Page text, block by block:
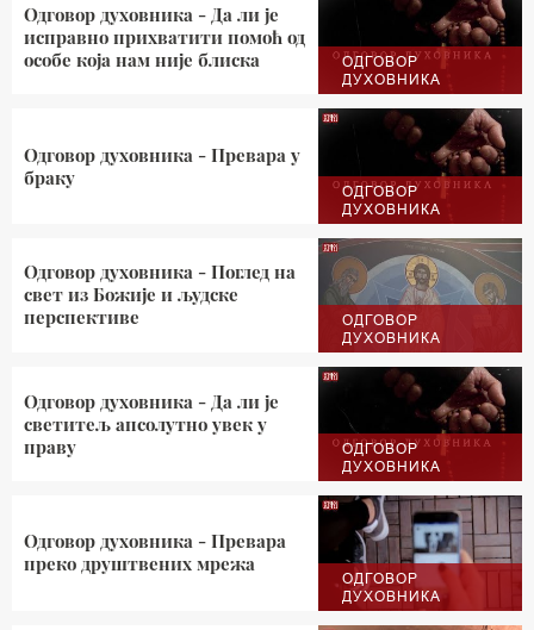
ОДГОВОР
ДУХОВНИКА
Одговор духовника - Да ли је
исправно прихватити помоћ од
особе која нам није блиска
ОДГОВОР
ДУХОВНИКА
Одговор духовника - Превара у
браку
ОДГОВОР
ДУХОВНИКА
Одговор духовника - Поглед на
свет из Божије и људске
перспективе
ОДГОВОР
ДУХОВНИКА
Одговор духовника - Да ли је
светитељ апсолутно увек у
праву
ОДГОВОР
ДУХОВНИКА
Одговор духовника - Превара
преко друштвених мрежа